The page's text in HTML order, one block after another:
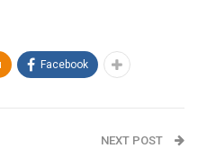
Facebook
NEXT POST